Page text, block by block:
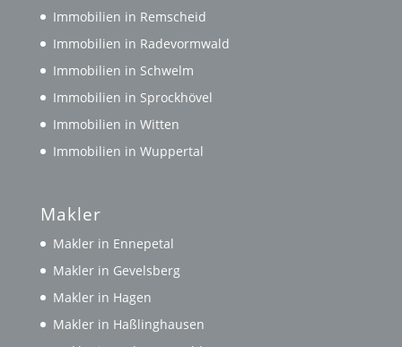
Immobilien in Remscheid
Immobilien in Radevormwald
Immobilien in Schwelm
Immobilien in Sprockhövel
Immobilien in Witten
Immobilien in Wuppertal
Makler
Makler in Ennepetal
Makler in Gevelsberg
Makler in Hagen
Makler in Haßlinghausen